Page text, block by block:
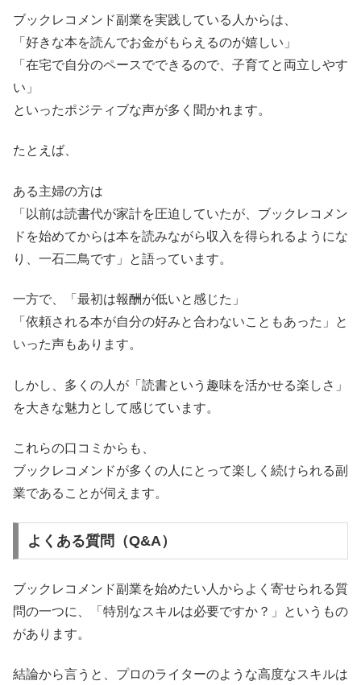
ブックレコメンド副業を実践している人からは、
「好きな本を読んでお金がもらえるのが嬉しい」
「在宅で自分のペースでできるので、子育てと両立しやす
い」
といったポジティブな声が多く聞かれます。
たとえば、
ある主婦の方は
「以前は読書代が家計を圧迫していたが、ブックレコメン
ドを始めてからは本を読みながら収入を得られるようにな
り、一石二鳥です」と語っています。
一方で、「最初は報酬が低いと感じた」
「依頼される本が自分の好みと合わないこともあった」と
いった声もあります。
しかし、多くの人が「読書という趣味を活かせる楽しさ」
を大きな魅力として感じています。
これらの口コミからも、
ブックレコメンドが多くの人にとって楽しく続けられる副
業であることが伺えます。
よくある質問（Q&A）
ブックレコメンド副業を始めたい人からよく寄せられる質
問の一つに、「特別なスキルは必要ですか？」というもの
があります。
結論から言うと、プロのライターのような高度なスキルは